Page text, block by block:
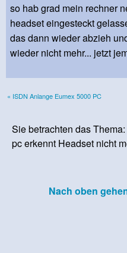
so hab grad mein rechner
headset eingesteckt
das dann wieder abzieh
wieder nicht mehr... jetzt
« ISDN Anlange Eumex 5000 PC
Sie betrachten das Thema:
pc erkennt Headset nicht
Nach oben